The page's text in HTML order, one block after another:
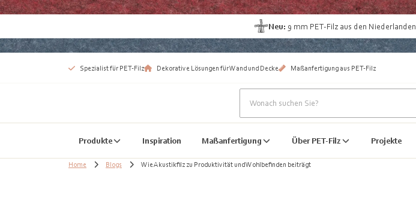
Neu: 9 mm PET-Filz aus den Niederlanden
Spezialist für PET-Filz Dekorative Lösungen für Wand und Decke Maßanfertigung aus PET-Filz
Produkte Inspiration Maßanfertigung Über PET-Filz Projekte
Home Blogs Wie Akustikfilz zu Produktivität und Wohlbefinden beiträgt